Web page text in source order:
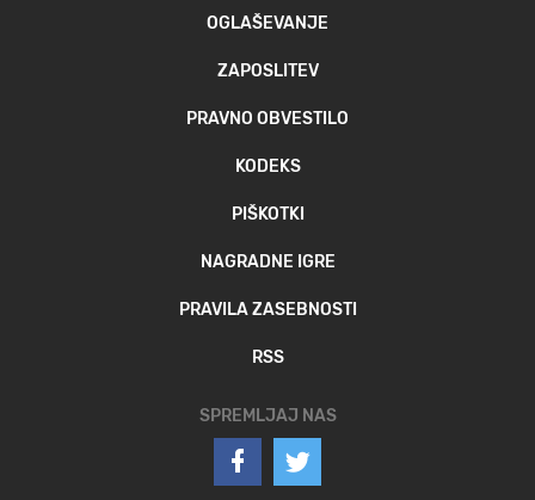
OGLAŠEVANJE
ZAPOSLITEV
PRAVNO OBVESTILO
KODEKS
PIŠKOTKI
NAGRADNE IGRE
PRAVILA ZASEBNOSTI
RSS
SPREMLJAJ NAS